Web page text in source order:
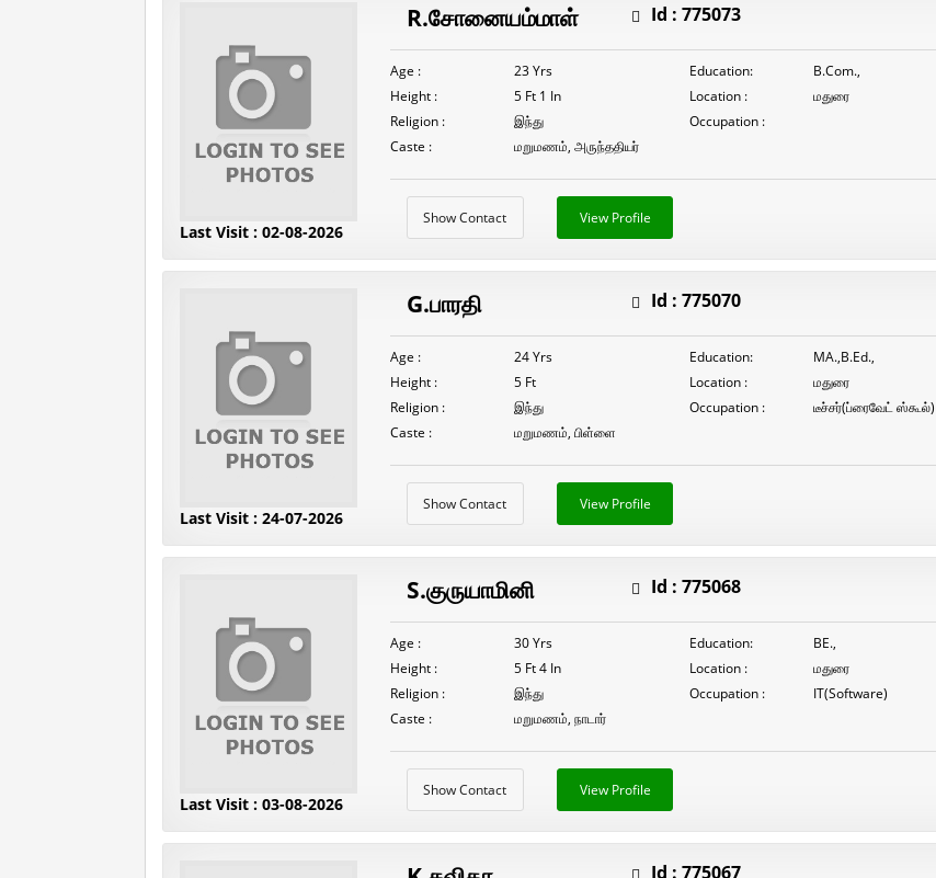
Last Visit : 02-08-2026
R.சோனையம்மாள் Id :775073
Age :
23 Yrs
Height :
5 Ft 1 In
Religion :
இந்து
Caste :
மறுமணம், அருந்ததியர்
Education:
B.Com.,
Location :
மதுரை
Occupation :
Show Contact View Profile
Last Visit : 24-07-2026
G.பாரதி Id :775070
Age :
24 Yrs
Height :
5 Ft
Religion :
இந்து
Caste :
மறுமணம், பிள்ளை
Education:
MA.,B.Ed.,
Location :
மதுரை
Occupation :
டீச்சர்(ப்ரைவேட் ஸ்கூல்)
Show Contact View Profile
Last Visit : 03-08-2026
S.குருயாமினி Id :775068
Age :
30 Yrs
Height :
5 Ft 4 In
Religion :
இந்து
Caste :
மறுமணம், நாடார்
Education:
BE.,
Location :
மதுரை
Occupation :
IT(Software)
Show Contact View Profile
Id :775067